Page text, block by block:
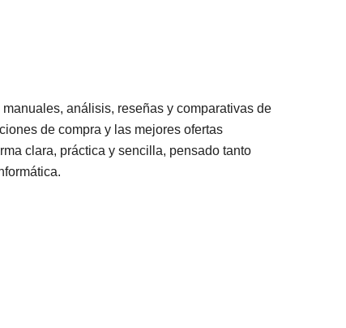
análisis, reseñas y comparativas de
de compra y las mejores ofertas
clara, práctica y sencilla, pensado tanto